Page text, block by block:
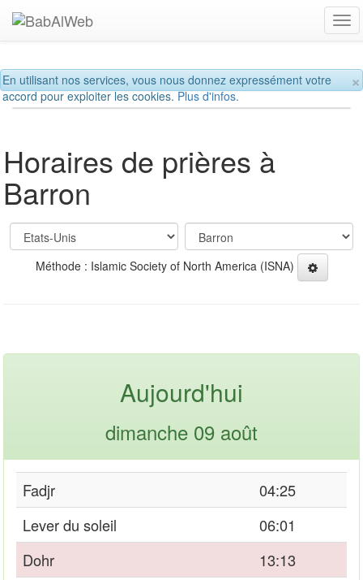
×
En utilisant nos services, vous nous donnez expressément votre
accord pour exploiter les cookies.Plus d'infos.
Horaires de prières à
Barron
Méthode : Islamic Society of North America (ISNA)
Aujourd'hui
dimanche 09 août
Fadjr
04:25
Lever du soleil
06:01
Dohr
13:13